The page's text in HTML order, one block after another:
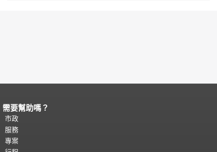
頁面內容結束。
都會重複顯示。
需要幫助嗎？
市政
服務
專案